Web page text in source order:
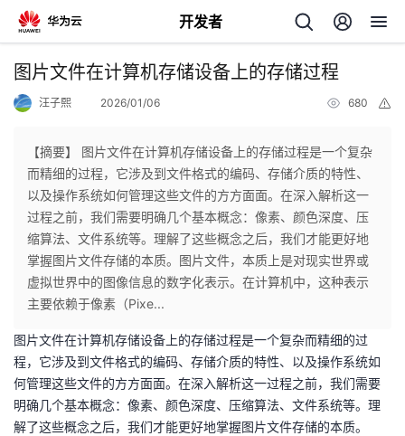
开发者
返
个
人
主
页
我
的
开
发
图片文件在计算机存储设备上的存储过程
汪子熙 2026/01/06 680
【摘要】 图片文件在计算机存储设备上的存储过程是一个复杂
而精细的过程，它涉及到文件格式的编码、存储介质的特性、
以及操作系统如何管理这些文件的方方面面。在深入解析这一
过程之前，我们需要明确几个基本概念：像素、颜色深度、压
缩算法、文件系统等。理解了这些概念之后，我们才能更好地
掌握图片文件存储的本质。图片文件，本质上是对现实世界或
虚拟世界中的图像信息的数字化表示。在计算机中，这种表示
主要依赖于像素（Pixe...
图片文件在计算机存储设备上的存储过程是一个复杂而精细的过
程，它涉及到文件格式的编码、存储介质的特性、以及操作系统如
何管理这些文件的方方面面。在深入解析这一过程之前，我们需要
明确几个基本概念：像素、颜色深度、压缩算法、文件系统等。理
解了这些概念之后，我们才能更好地掌握图片文件存储的本质。